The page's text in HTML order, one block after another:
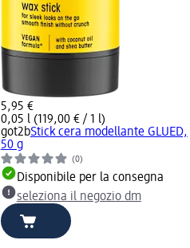
5,95 €
0,05 l (119,00 € / 1 l)
got2bStick cera modellante GLUED,
50 g
(0)
Disponibile per la consegna
seleziona il negozio dm